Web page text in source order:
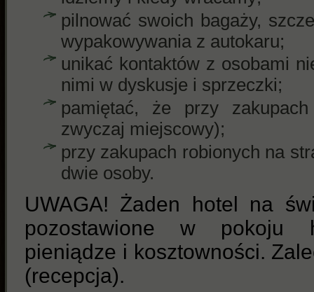
pilnować swoich bagaży,
wypakowywania z autokaru;
unikać kontaktów z osobami
nimi w dyskusje i sprzeczki;
pamiętać, że przy
zwyczaj miejscowy);
przy zakupach robionych na
dwie osoby.
UWAGA! Żaden hotel na
pozostawione w pokoju
pieniądze i kosztowności.
(recepcja).